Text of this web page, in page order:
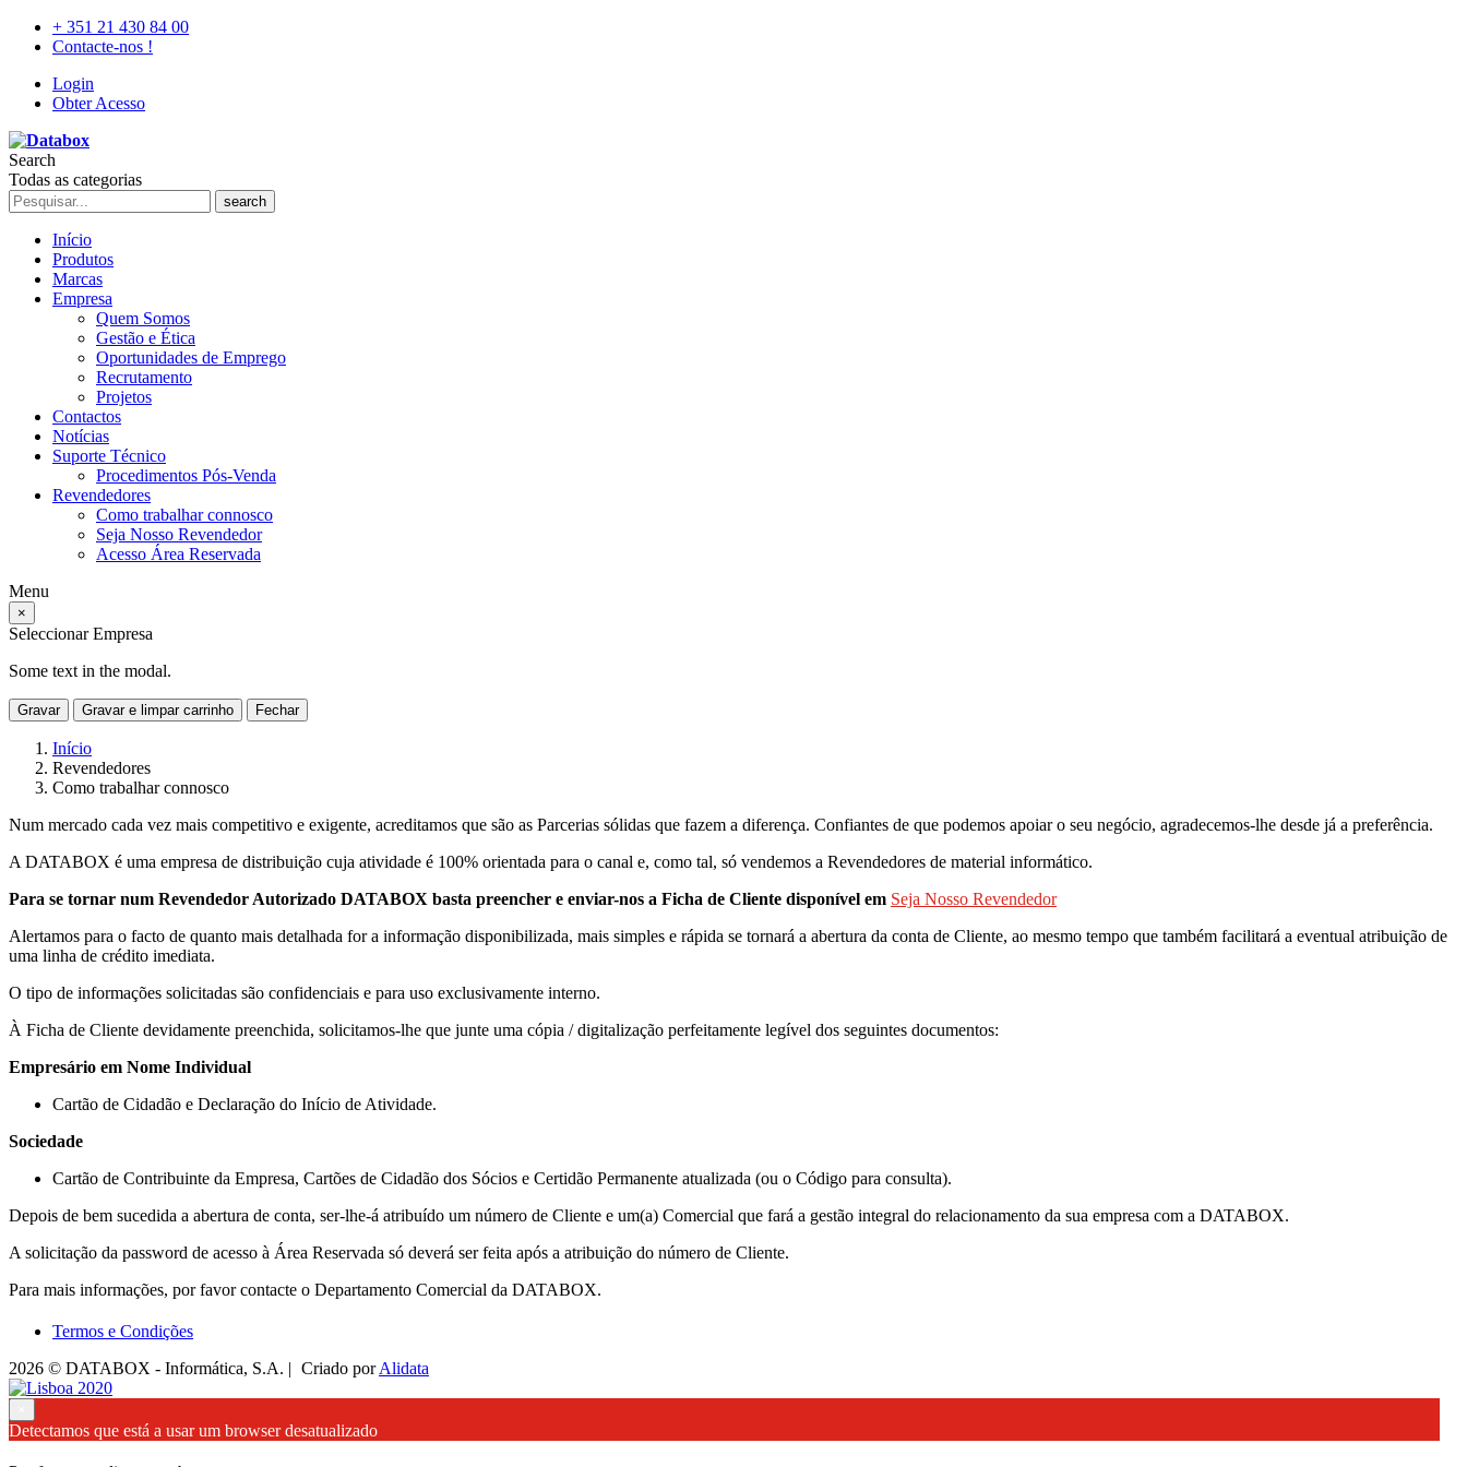
+ 351 21 430 84 00
Contacte-nos !
Login
Obter Acesso
Search
Todas as categorias
search
Início
Produtos
Marcas
Empresa
Quem Somos
Gestão e Ética
Oportunidades de Emprego
Recrutamento
Projetos
Contactos
Notícias
Suporte Técnico
Procedimentos Pós-Venda
Revendedores
Como trabalhar connosco
Seja Nosso Revendedor
Acesso Área Reservada
Menu
×
Seleccionar Empresa
Some text in the modal.
Gravar Gravar e limpar carrinho Fechar
Início
Revendedores
Como trabalhar connosco
Num mercado cada vez mais competitivo e exigente, acreditamos que são as Parcerias sólidas que fazem a diferença. Confiantes de que podemos apoiar o seu negócio, agradecemos-lhe desde já a preferência.
A DATABOX é uma empresa de distribuição cuja atividade é 100% orientada para o canal e, como tal, só vendemos a Revendedores de material informático.
Para se tornar num Revendedor Autorizado DATABOX basta preencher e enviar-nos a Ficha de Cliente disponível em Seja Nosso Revendedor
Alertamos para o facto de quanto mais detalhada for a informação disponibilizada, mais simples e rápida se tornará a abertura da conta de Cliente, ao mesmo tempo que também facilitará a eventual atribuição de
uma linha de crédito imediata.
O tipo de informações solicitadas são confidenciais e para uso exclusivamente interno.
À Ficha de Cliente devidamente preenchida, solicitamos-lhe que junte uma cópia / digitalização perfeitamente legível dos seguintes documentos:
Empresário em Nome Individual
Cartão de Cidadão e Declaração do Início de Atividade.
Sociedade
Cartão de Contribuinte da Empresa, Cartões de Cidadão dos Sócios e Certidão Permanente atualizada (ou o Código para consulta).
Depois de bem sucedida a abertura de conta, ser-lhe-á atribuído um número de Cliente e um(a) Comercial que fará a gestão integral do relacionamento da sua empresa com a DATABOX.
A solicitação da password de acesso à Área Reservada só deverá ser feita após a atribuição do número de Cliente.
Para mais informações, por favor contacte o Departamento Comercial da DATABOX.
Termos e Condições
2026 © DATABOX - Informática, S.A. | Criado porAlidata
Detectamos que está a usar um browser desatualizado